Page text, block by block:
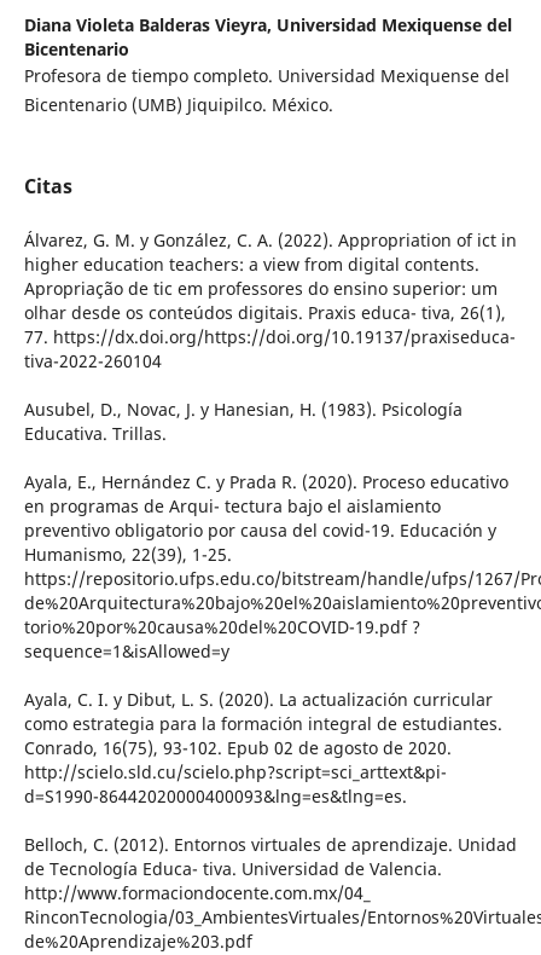
Diana Violeta Balderas Vieyra, Universidad Mexiquense del
Bicentenario
Profesora de tiempo completo. Universidad Mexiquense del
Bicentenario (UMB) Jiquipilco. México.
Citas
Álvarez, G. M. y González, C. A. (2022). Appropriation of ict in
higher education teachers: a view from digital contents.
Apropriação de tic em professores do ensino superior: um
olhar desde os conteúdos digitais. Praxis educa- tiva, 26(1),
77. https://dx.doi.org/https://doi.org/10.19137/praxiseduca-
tiva-2022-260104
Ausubel, D., Novac, J. y Hanesian, H. (1983). Psicología
Educativa. Trillas.
Ayala, E., Hernández C. y Prada R. (2020). Proceso educativo
en programas de Arqui- tectura bajo el aislamiento
preventivo obligatorio por causa del covid-19. Educación y
Humanismo, 22(39), 1-25.
https://repositorio.ufps.edu.co/bitstream/handle/ufps/1267/
torio%20por%20causa%20del%20COVID-19.pdf ?
sequence=1&isAllowed=y
Ayala, C. I. y Dibut, L. S. (2020). La actualización curricular
como estrategia para la formación integral de estudiantes.
Conrado, 16(75), 93-102. Epub 02 de agosto de 2020.
http://scielo.sld.cu/scielo.php?script=sci_arttext&pi-
d=S1990-86442020000400093&lng=es&tlng=es.
Belloch, C. (2012). Entornos virtuales de aprendizaje. Unidad
de Tecnología Educa- tiva. Universidad de Valencia.
http://www.formaciondocente.com.mx/04_
RinconTecnologia/03_AmbientesVirtuales/
de%20Aprendizaje%203.pdf